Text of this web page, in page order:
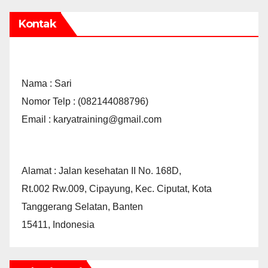
Kontak
Nama : Sari
Nomor Telp : (082144088796)
Email : karyatraining@gmail.com
Alamat : Jalan kesehatan II No. 168D,
Rt.002 Rw.009, Cipayung, Kec. Ciputat, Kota
Tanggerang Selatan, Banten
15411, Indonesia